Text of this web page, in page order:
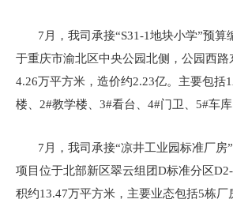
7月，我司承接“S31-1地块小学”预算
于重庆市渝北区中央公园北侧，公园西路
4.26万平方米，造价约2.23亿。主要包括
楼、2#教学楼、3#看台、4#门卫、5#车库
7月，我司承接“凉井工业园标准厂房”
项目位于北部新区翠云组团D标准分区
积约13.47万平方米，主要业态包括5栋厂